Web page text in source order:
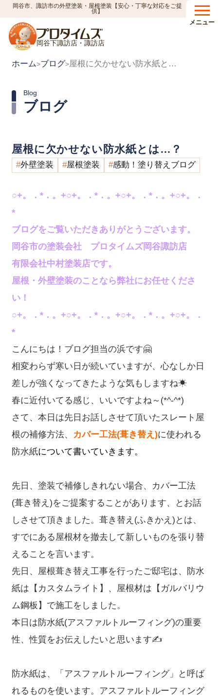
岡谷市、諏訪市の外壁塗装・屋根塗装【安心・丁寧な対応をご提
供】
岡谷下諏訪店・諏訪店
メニュー
ホーム>ブログ> 屋根に欠かせない防水紙とは…？
ブログ
Blog
屋根に欠かせない防水紙とは…？
外壁塗装 屋根塗装 感動！塗り替えブログ
○+。．*．。+○+。．*．。+○+。．*．。+○+。．
*
ブログをご覧いただきありがとうございます。
岡谷市の塗装会社 プロタイムズ岡谷諏訪店
有限会社中村塗装店です。
屋根・外壁塗装のことなら弊社にお任せくださ
い！
○+。．*．。+○+。．*．。+○+。．*．。+○+。．
*
こんにちは！ブログ担当の浜です🤗
相変わらず寒い日が続いていますが、心なしか日
差しが強くなってきたような気もしますね☀
春に近付いてる感じ、いいですよね～(*^-^*)
さて、本日は先日お話しさせて頂いたスレート屋
根の補修方法、
カバー工法(葺き替え)に使われる
防水紙について書いていきます。
先日、塗装で補修しきれない場合、カバー工法
(葺き替え)をご提案することがあります、とお話
しさせて頂きました。葺き替え(ふきかえ)とは、
すでにある屋根材を撤去して新しいものを張り替
えることを言います。
先日、屋根葺き替え工事を行ったご邸宅は、防水
紙は【カスタムライト】、屋根材は【ガルバリウ
ム鋼板】で施工をしました。
本日は防水紙(アスファルトルーフィング)の重要
性、性質をお伝えしたいと思います✍
防水紙は、「アスファルトルーフィング」と呼ば
れるものを使います。アスファルトルーフィング